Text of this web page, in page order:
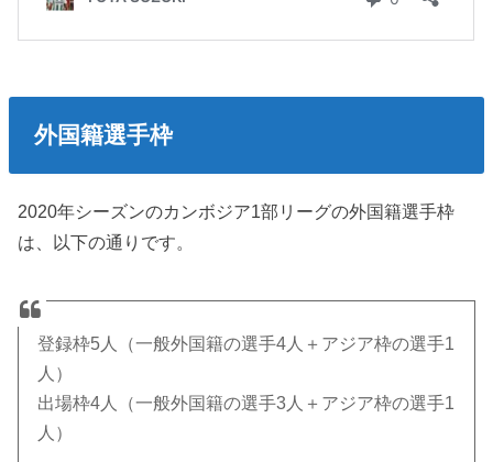
外国籍選手枠
2020年シーズンのカンボジア1部リーグの外国籍選手枠
は、以下の通りです。
登録枠5人（一般外国籍の選手4人＋アジア枠の選手1
人）
出場枠4人（一般外国籍の選手3人＋アジア枠の選手1
人）